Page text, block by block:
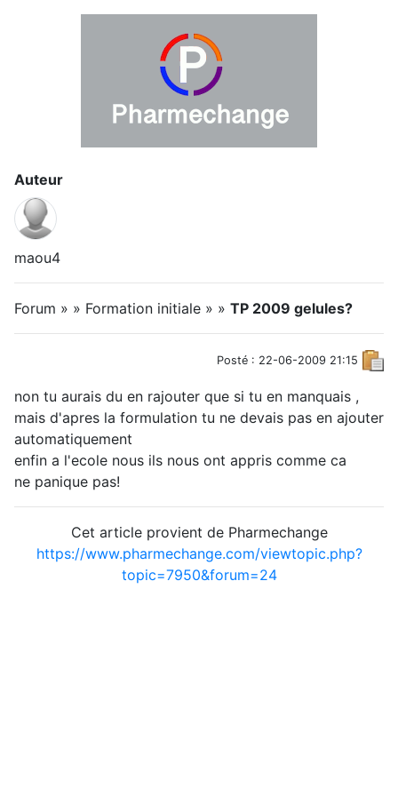
Auteur
maou4
Forum » » Formation initiale » » TP 2009 gelules?
Posté : 22-06-2009 21:15
non tu aurais du en rajouter que si tu en manquais ,
mais d'apres la formulation tu ne devais pas en ajouter
automatiquement
enfin a l'ecole nous ils nous ont appris comme ca
ne panique pas!
Cet article provient de Pharmechange
https://www.pharmechange.com/viewtopic.php?
topic=7950&forum=24